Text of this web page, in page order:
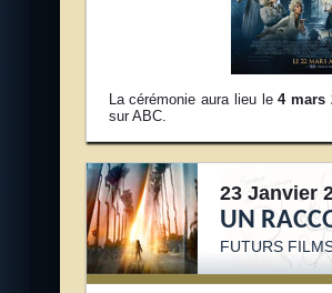
La cérémonie aura lieu le4 mars
sur ABC.
23 Janvier
UN
FUTURS